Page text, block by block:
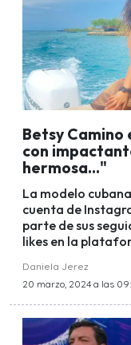
Betsy Camino
con
hermosa..."
La modelo
cuenta de
parte de sus
likes en la
Daniela Jerez
20 marzo, 2024 a las